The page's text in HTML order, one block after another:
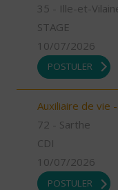
35 - Ille-et-
STAGE
10/07/2026
POSTULER
Auxiliaire de vie
72 - Sarthe
CDI
10/07/2026
POSTULER